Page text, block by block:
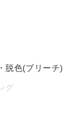
脱色(ブリーチ)
グ